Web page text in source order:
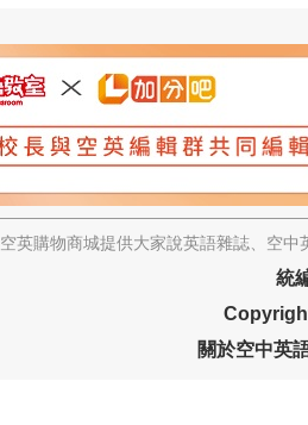
空英購物商城提供大家說英語雜誌、空
統
關於空中英